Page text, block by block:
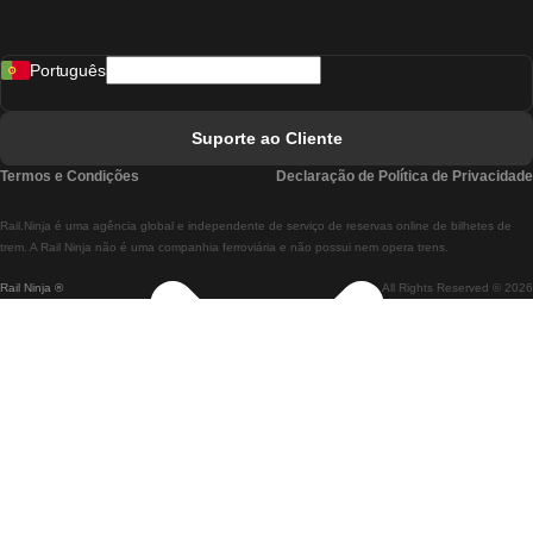
Comboios De Lisboa A Braga
Comboios De Braga A Lisboa
Rail Ninja ® All Rights Reserved © 2026
Rail.Ninja é uma agência global e independente de serviço de reservas online de bilhetes de
trem. A Rail Ninja não é uma companhia ferroviária e não possui nem opera trens.
Português
Suporte ao Cliente
Termos e Condições Declaração de Política de Privacidade